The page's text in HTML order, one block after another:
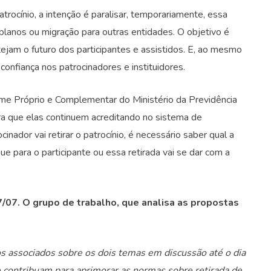
a intenção é paralisar, temporariamente, essa
ou migração para outras entidades. O objetivo é
o futuro dos participantes e assistidos. E, ao mesmo
nos patrocinadores e instituidores.
Próprio e Complementar do Ministério da Previdência
que elas continuem acreditando no sistema de
vai retirar o patrocínio, é necessário saber qual a
para o participante ou essa retirada vai se dar com a
O grupo de trabalho, que analisa as propostas
sobre os dois temas em discussão até o dia